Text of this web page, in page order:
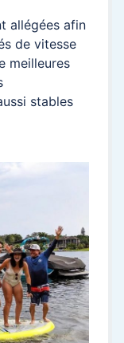
allégées afin
de vitesse
meilleures
stables